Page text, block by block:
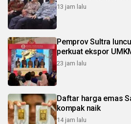
13 jam lalu
Pemprov Sultra
perkuat ekspor
23 jam lalu
Daftar harga emas
kompak naik
14 jam lalu